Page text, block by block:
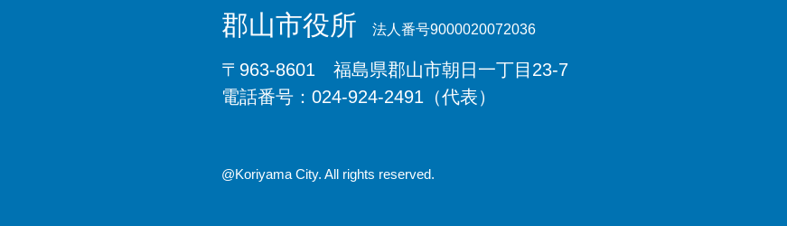
郡山市役所 法人番号9000020072036
〒963-8601 福島県郡山市朝日一丁目23-7
電話番号：024-924-2491（代表）
@Koriyama City. All rights reserved.